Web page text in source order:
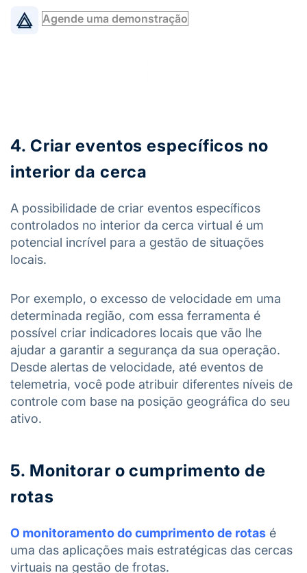
Agende uma demonstração
4. Criar eventos específicos no
interior da cerca
A possibilidade de criar eventos específicos
controlados no interior da cerca virtual é um
potencial incrível para a gestão de situações
locais.
Por exemplo, o excesso de velocidade em uma
determinada região, com essa ferramenta é
possível criar indicadores locais que vão lhe
ajudar a garantir a segurança da sua operação.
Desde alertas de velocidade, até eventos de
telemetria, você pode atribuir diferentes níveis de
controle com base na posição geográfica do seu
ativo.
5. Monitorar o cumprimento de
rotas
O monitoramento do cumprimento de rotas é
uma das aplicações mais estratégicas das cercas
virtuais na gestão de frotas.